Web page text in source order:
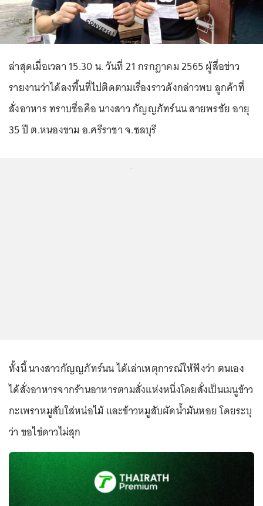
ล่าสุดเมื่อเวลา 15.30 น. วันที่ 21 กรกฎาคม 2565 ผู้สื่อข่าว
รายงานว่าได้ลงพื้นที่ไปติดตามเรื่องราวดังกล่าวพบ ลูกค้าที่
สั่งอาหาร ทราบชื่อคือ นางสาว กัญญภัทร์นน สายพรชัย อายุ
35 ปี ต.หนองขาม อ.ศรีราชา จ.ชลบุรี
ทั้งนี้ นางสาวกัญญภัทร์นน ได้เล่าเหตุการณ์ให้ฟังว่า ตนเอง
ได้สั่งอาหารจากร้านอาหารตามสั่งแห่งหนึ่งโดยสั่งเป็นเมนูข้าว
กะเพราหมูสับใส่หน่อไม้ และข้าวหมูสับผัดน้ำมันหอย โดยระบุ
ว่า ขอไข่ดาวไม่สุก